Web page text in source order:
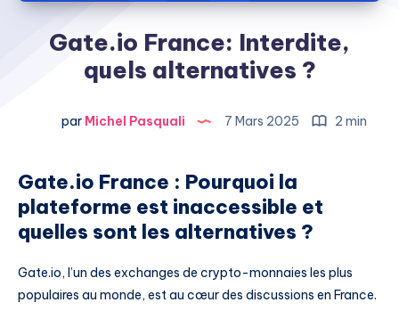
Gate.io France: Interdite,
quels alternatives ?
par Michel Pasquali 7 Mars 2025 2 min
Gate.io France : Pourquoi la
plateforme est inaccessible et
quelles sont les alternatives ?
Gate.io, l’un des exchanges de crypto-monnaies les plus
populaires au monde, est au cœur des discussions en France.